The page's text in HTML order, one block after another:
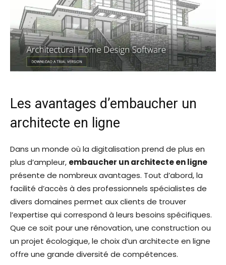
Les avantages d’embaucher un
architecte en ligne
Dans un monde où la digitalisation prend de plus en
plus d’ampleur, embaucher un architecte en ligne
présente de nombreux avantages. Tout d’abord, la
facilité d’accès à des professionnels spécialistes de
divers domaines permet aux clients de trouver
l’expertise qui correspond à leurs besoins spécifiques.
Que ce soit pour une rénovation, une construction ou
un projet écologique, le choix d’un architecte en ligne
offre une grande diversité de compétences.